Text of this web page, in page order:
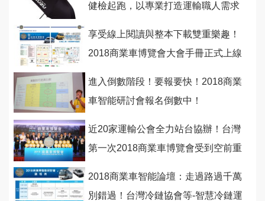
健檢起跑，以專業打造運輸職人需求
享受線上閱讀與整本下載雙重樂趣！
2018商業車博覽會大會手冊正式上線
進入倒數階段！要報要快！2018商業
車智能研討會報名倒數中！
近20家運輸公會全力站台協辦！台灣
第一次2018商業車博覽會受到空前重
2018商業車智能論壇：走過路過千萬
別錯過！台灣冷鏈協會等-智慧冷鏈運